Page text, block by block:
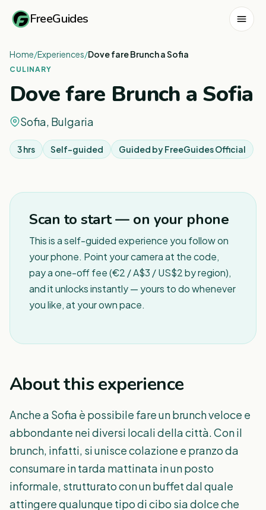
FreeGuides
Home/Experiences/Dove fare Brunch a Sofia
CULINARY
Dove fare Brunch a Sofia
Sofia, Bulgaria
3 hrs Self-guided Guided byFreeGuides Official
Scan to start — on your phone
This is a self-guided experience you follow on
your phone. Point your camera at the code,
pay a one-off fee (€2 / A$3 / US$2 by region),
and it unlocks instantly — yours to do whenever
you like, at your own pace.
About this experience
Anche a Sofia è possibile fare un brunch veloce e
abbondante nei diversi locali della città. Con il
brunch, infatti, si unisce colazione e pranzo da
consumare in tarda mattinata in un posto
informale, strutturato con un buffet dal quale
attingere qualunque tipo di cibo sia dolce che